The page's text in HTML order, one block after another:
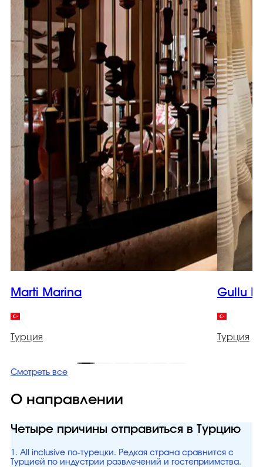
Marti Marina
Турция
Gullu
Турция
Смотреть все
О направлении
Четыре причины отправиться в Турцию
1. All inclusive по-турецки. Редкая страна сравнится с
Турцией по индустрии развлечений и гостеприимства.